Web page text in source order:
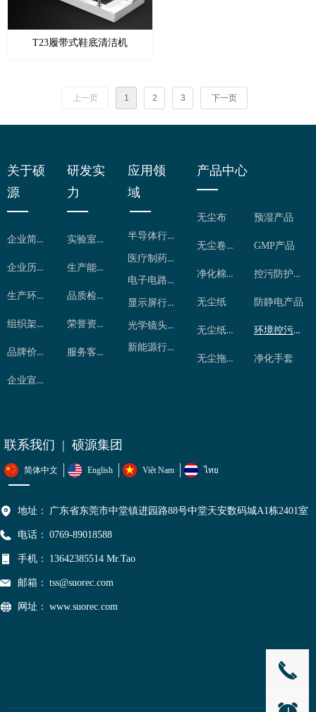
T23履带式鞋底清洁机
上一页 1 2 3 下一页
简体中文 English Việt Nam ไทย
地址： 广东省东莞市中堂镇进园路88号中堂天安数码城A1栋2401室
电话： 0769-89018588
手机： 13642385514 Mr.Tao
邮箱： tss@suorec.com
网址： www.suorec.com
联系我们 | 硕源集团
产品中心
无尘布
无尘卷布
净化棉签
无尘纸
无尘纸卷
无尘拖把
预湿产品
GMP产品
控污防护用品
防静电产品
环境控污产品
净化手套
应用领
域
半导体行业
医疗制药行业
电子电路行业
显示屏行业
光学镜头行业
新能源行业
关于硕
源
企业简介
企业历程
生产环境
组织架构
品牌价值
企业宣传片
研发实
力
实验室检测
生产能力
品质检控
荣誉资质
服务客户
끅